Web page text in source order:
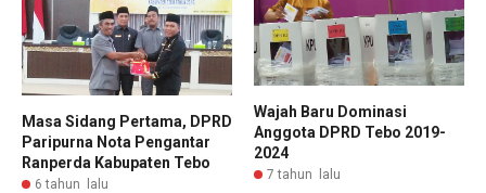
Masa Sidang Pertama, DPRD
Paripurna Nota Pengantar
Ranperda Kabupaten Tebo
6 tahun lalu
Wajah Baru Dominasi
Anggota DPRD Tebo 2019-
2024
7 tahun lalu